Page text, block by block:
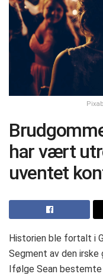
har vært
uventet
Historien ble fortalt i
Segment av den irske
Ifølge Sean